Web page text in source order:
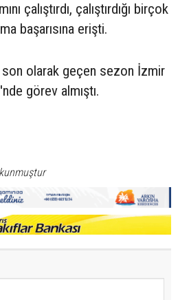
çalıştırdı, çalıştırdığı birçok
başarısına erişti.
olarak geçen sezon İzmir
görev almıştı.